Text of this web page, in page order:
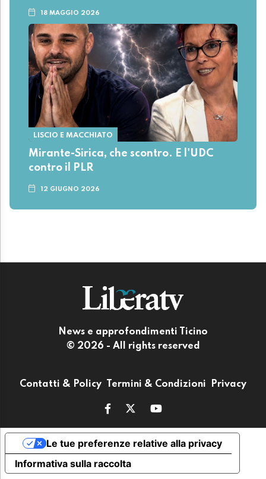
18 MAGGIO 2026
LISCIO E MACCHIATO
Mirante-Sirica, che scontro. E l'UDC
contro il PLR
12 GIUGNO 2026
News e approfondimenti Ticino
© 2026 - All rights reserved
Contatti & Policy Termini & Condizioni Privacy
Informativa sulla raccolta
Le tue preferenze relative alla privacy